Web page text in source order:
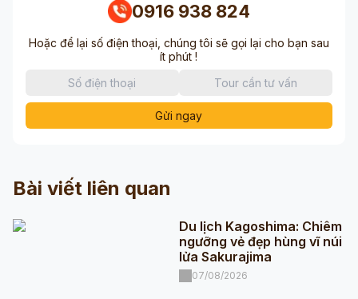
0916 938 824
Hoặc để lại số điện thoại, chúng tôi sẽ gọi lại cho bạn sau
ít phút !
Gửi ngay
Bài viết liên quan
Du lịch Kagoshima: Chiêm
ngưỡng vẻ đẹp hùng vĩ núi
lửa Sakurajima
07/08/2026